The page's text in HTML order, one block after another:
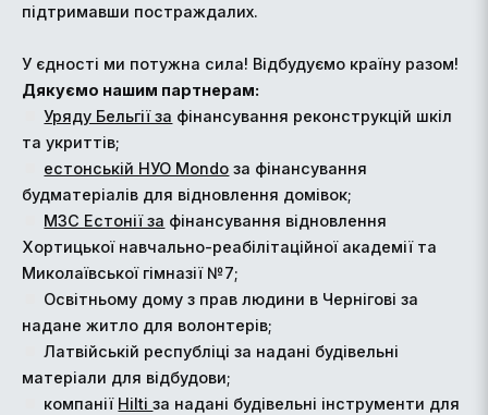
підтримавши постраждалих.
У єдності ми потужна сила! Відбудуємо країну разом!
Дякуємо нашим партнерам:
Уряду Бельгії за фінансування реконструкцій шкіл
та укриттів;
естонській НУО Mondo за фінансування
будматеріалів для відновлення домівок;
МЗС Естонії за фінансування відновлення
Хортицької навчально-реабілітаційної академії та
Миколаївської гімназії №7;
Освітньому дому з прав людини в Чернігові за
надане житло для волонтерів;
Латвійській республіці за надані будівельні
матеріали для відбудови;
компанії Hiltiза надані будівельні інструменти для